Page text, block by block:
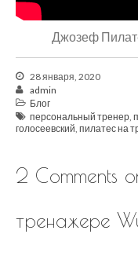
Джозеф
28 января, 2020
admin
Блог
персональный тренер
голосеевский пилатес на
2 Comments
тренажере